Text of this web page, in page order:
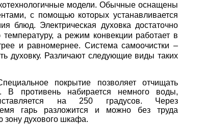
модели. Обычные оснащены
с помощью которых устанавливается
блюд. Электрическая духовка достаточно
а режим конвекции работает в
и равномернее. Система самоочистки –
духовку. Различают следующие виды таких
покрытие позволяет отчищать
В противень набирается немного воды,
на 250 градусов. Через
гарь разложится и можно без труда
духового шкафа.